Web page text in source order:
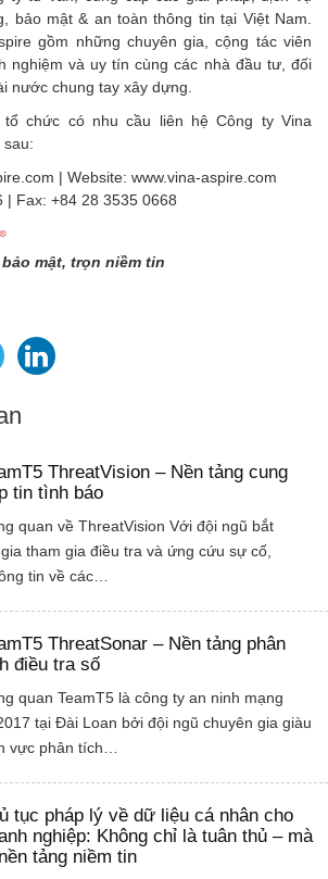
bảo mật & an toàn thông tin tại Việt Nam.
gồm những chuyên gia, cộng tác viên
nghiệm và uy tín cùng các nhà đầu tư, đối
nước chung tay xây dựng.
tổ chức có nhu cầu liên hệ Công ty Vina
sau:
| Website: www.vina-aspire.com
| Fax: +84 28 3535 0668
mật, trọn niềm tin
ThreatVision – Nền tảng cung
tin tình báo
quan về ThreatVision Với đội ngũ bắt
tham gia điều tra và ứng cứu sự cố,
tin về các…
ThreatSonar – Nền tảng phân
điều tra số
quan TeamT5 là công ty an ninh mạng
tại Đài Loan bởi đội ngũ chuyên gia giàu
vực phân tích…
tục pháp lý về dữ liệu cá nhân cho
nghiệp: Không chỉ là tuân thủ – mà
tảng niềm tin